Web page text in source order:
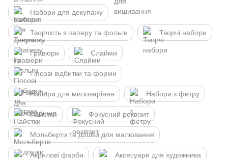
Набори для декупажу
Творчість з паперу та фольги Творчі набори
Гравюри Слайми
Гіпсові відбитки та форми
Набори для миловаріння Набори з фетру
Пайєтки Фокусний реквізит
Мольберти та дошки для малювання
Акрилові фарби Аксесуари для художника